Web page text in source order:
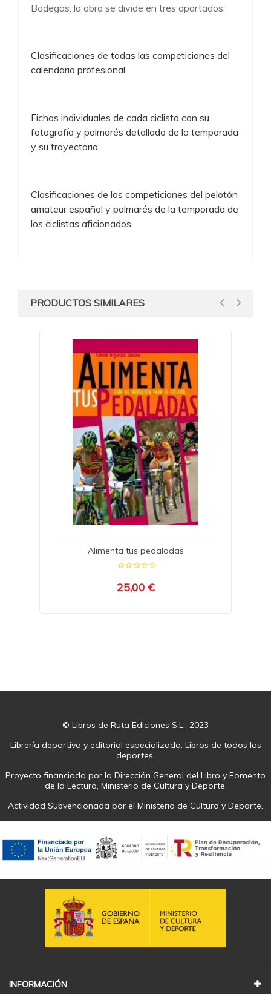
Bodegas, la obra se divide en tres apartados:
Clasificaciones de todas las competiciones del
calendario profesional.
Fichas individuales de cada ciclista con su
fotografía y palmarés detallado de la temporada
y su trayectoria.
Clasificaciones de las competiciones del pelotón
amateur español y palmarés de la temporada de
los ciclistas aficionados.
PRODUCTOS SIMILARES
Alimenta tus pedaladas
25,00 €
© Libros de Ruta Ediciones S.L., 2023
Librería deportiva y editorial especializada. Libros de todos los
deportes.
Proyecto financiado por la Dirección General del Libro y Fomento
de la Lectura, Ministerio de Cultura y Deporte.
Actividad Subvencionada por el Ministerio de Cultura y Deporte.
INFORMACIÓN